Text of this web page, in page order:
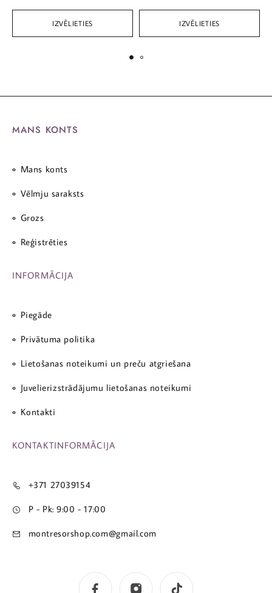
IZVĒLIETIES IZVĒLIETIES
MANS KONTS
Mans konts
Vēlmju saraksts
Grozs
Reģistrēties
INFORMĀCIJA
Piegāde
Privātuma politika
Lietošanas noteikumi un preču atgriešana
Juvelierizstrādājumu lietošanas noteikumi
Kontakti
KONTAKTINFORMĀCIJA
+371 27039154
P - Pk: 9:00 - 17:00
montresorshop.com@gmail.com